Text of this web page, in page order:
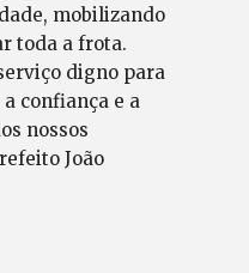
mobilizando
toda a frota.
digno para
confiança e a
nossos
João